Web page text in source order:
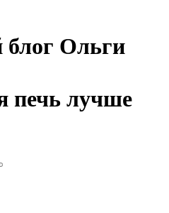
блог Ольги
печь лучше